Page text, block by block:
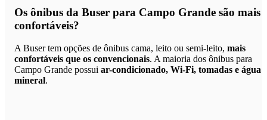
Os ônibus da Buser para Campo Grande são mais
confortáveis?
A Buser tem opções de ônibus cama, leito ou semi-leito, mais
confortáveis que os convencionais. A maioria dos ônibus para
Campo Grande possui ar-condicionado, Wi-Fi, tomadas e água
mineral.